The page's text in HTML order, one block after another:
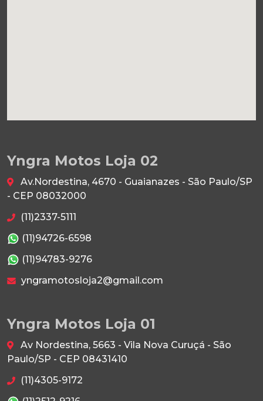
Yngra Motos Loja 02
Av.Nordestina, 4670 - Guaianazes - São Paulo/SP
- CEP 08032000
(11)2337-5111
(11)94726-6598
(11)94783-9276
yngramotosloja2@gmail.com
Yngra Motos Loja 01
Av Nordestina, 5663 - Vila Nova Curuçá - São
Paulo/SP - CEP 08431410
(11)4305-9172